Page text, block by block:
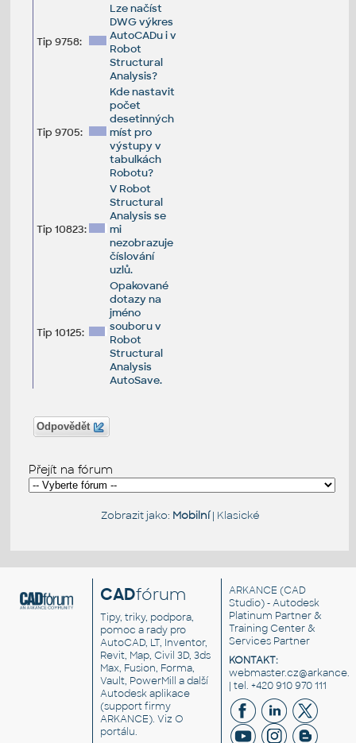
Tip 9758:
Lze načíst
DWG výkres
AutoCADu i v
Robot
Structural
Analysis?
Tip 9705:
Kde nastavit
počet
desetinných
míst pro
výstupy v
tabulkách
Robotu?
Tip 10823:
V Robot
Structural
Analysis se
mi
nezobrazuje
číslování
uzlů.
Tip 10125:
Opakované
dotazy na
jméno
souboru v
Robot
Structural
Analysis
AutoSave.
Odpovědět
Přejít na fórum
Zobrazit jako: Mobilní| Klasické
CADfórum
Tipy, triky, podpora,
pomoc a rady pro
AutoCAD, LT, Inventor,
Revit, Map, Civil 3D, 3ds
Max, Fusion, Forma,
Vault, PowerMill a další
Autodesk aplikace
(support firmy
ARKANCE). VizO
portálu.
ARKANCE (CAD
Studio) - Autodesk
Platinum Partner &
Training Center &
Services Partner
KONTAKT:
| tel. +420 910 970 111